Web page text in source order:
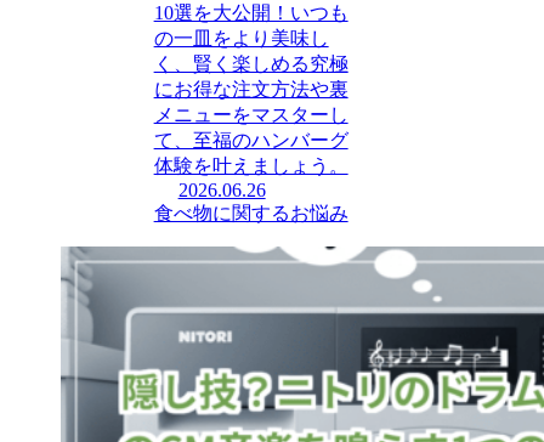
10選を大公開！いつも
の一皿をより美味し
く、賢く楽しめる究極
にお得な注文方法や裏
メニューをマスターし
て、至福のハンバーグ
体験を叶えましょう。
2026.06.26
食べ物に関するお悩み